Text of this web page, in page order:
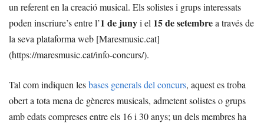
un referent en la creació musical. Els solistes i grups interessats
poden inscriure’s entre l’1 de junyi el 15 de setembrea través de
la seva plataforma web [Maresmusic.cat]
(https://maresmusic.cat/info-concurs/).
Tal com indiquen lesbases generals del concurs, aquest es troba
obert a tota mena de gèneres musicals, admetent solistes o grups
amb edats compreses entre els 16 i 30 anys; un dels membres ha